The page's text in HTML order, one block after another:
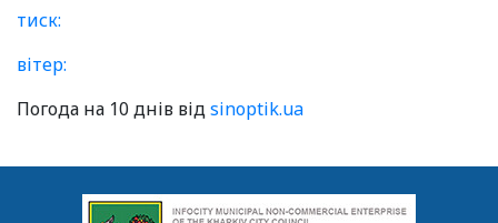
тиск:
вітер:
Погода на 10 днів відsinoptik.ua